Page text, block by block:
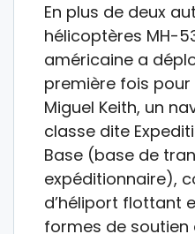
En plus de deux
hélicoptères MH-
américaine a
première fois pour
Miguel Keith, un
classe dite
Base (base de
expéditionnaire),
d’héliport flottant
formes de